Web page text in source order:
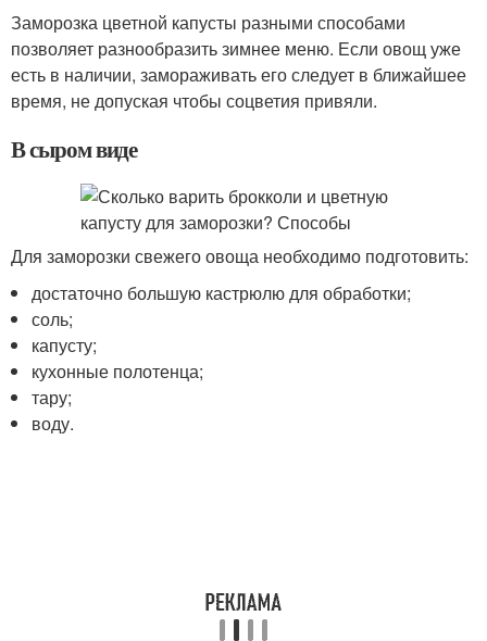
Заморозка цветной капусты разными способами
позволяет разнообразить зимнее меню. Если овощ уже
есть в наличии, замораживать его следует в ближайшее
время, не допуская чтобы соцветия привяли.
В сыром виде
Для заморозки свежего овоща необходимо подготовить:
достаточно большую кастрюлю для обработки;
соль;
капусту;
кухонные полотенца;
тару;
воду.